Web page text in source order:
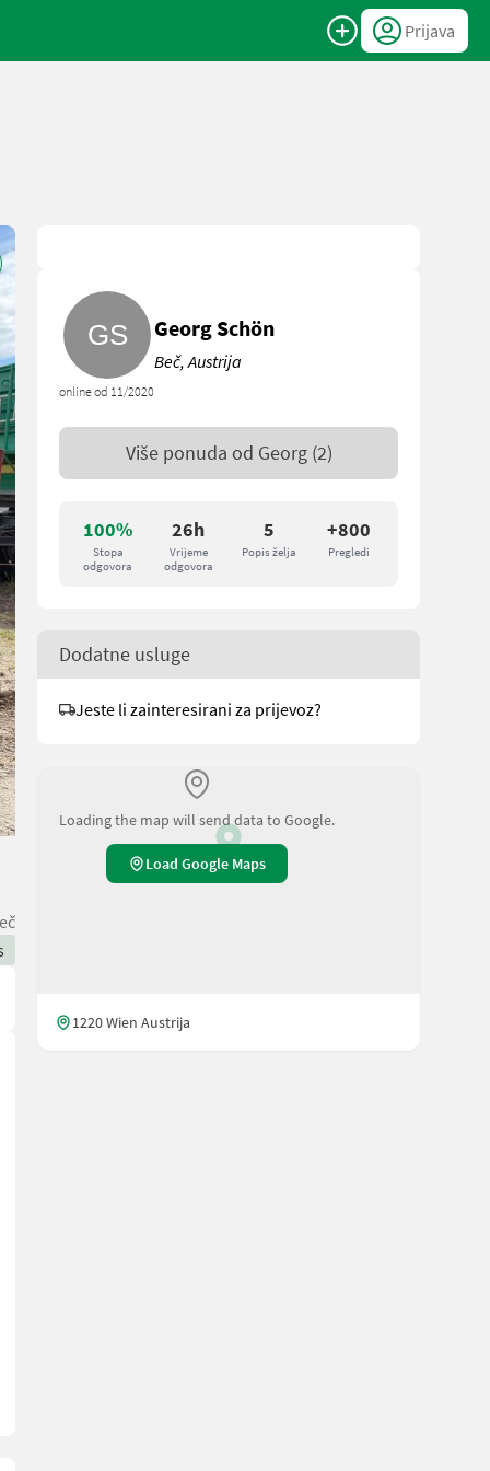
Prijava
100%
Stopa
odgovora
26h
Vrijeme
odgovora
5
Popis želja
+800
Pregledi
online od 11/2020
Georg Schön
Beč, Austrija
Više ponuda od Georg (2)
Dodatne usluge
Jeste li zainteresirani za prijevoz?
Loading the map will send data to Google.
Load Google Maps
1220 Wien Austrija